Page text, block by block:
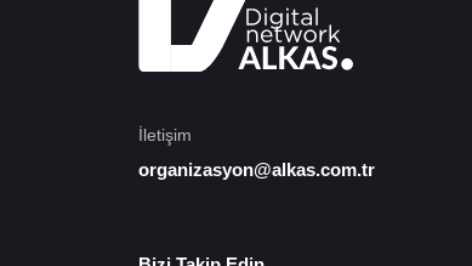
İletişim
organizasyon@alkas.com.tr